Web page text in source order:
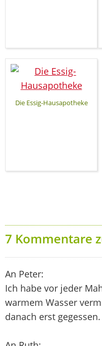
Die Essig-Hausapotheke
7 Kommentare
An Peter:
Ich habe vor jeder
warmem Wasser
danach erst gegessen.